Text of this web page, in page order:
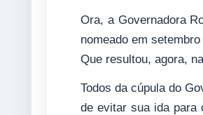
Ora, a Governadora
nomeado em
Que resultou, agora,
Todos da cúpula do
de evitar sua ida para